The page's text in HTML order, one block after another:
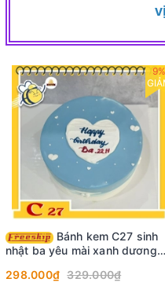
9%
Bánh kem C27 sinh
nhật ba yêu mài xanh dương
298.000₫ 329.000₫